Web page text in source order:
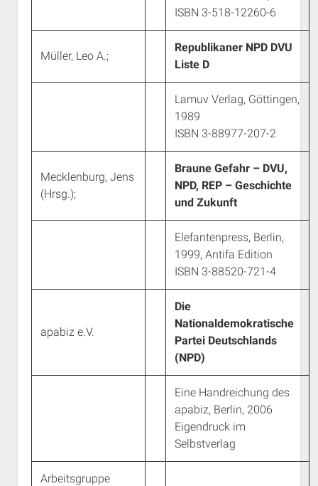
ISBN 3-518-12260-6
Müller, Leo A.;
Republikaner NPD DVU
Liste D
Lamuv Verlag, Göttingen,
1989
ISBN 3-88977-207-2
Mecklenburg, Jens
(Hrsg.);
Braune Gefahr – DVU,
NPD, REP – Geschichte
und Zukunft
Elefantenpress, Berlin,
1999, Antifa Edition
ISBN 3-88520-721-4
apabiz e.V.
Die
Nationaldemokratische
Partei Deutschlands
(NPD)
Eine Handreichung des
apabiz, Berlin, 2006
Eigendruck im
Selbstverlag
Arbeitsgruppe